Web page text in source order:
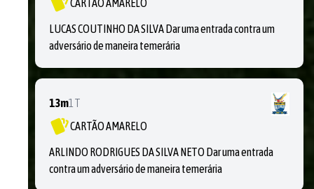
CARTÃO AMARELO
LUCAS COUTINHO DA SILVA Dar uma entrada contra um
adversário de maneira temerária
13m1T
CARTÃO AMARELO
ARLINDO RODRIGUES DA SILVA NETO Dar uma entrada
contra um adversário de maneira temerária